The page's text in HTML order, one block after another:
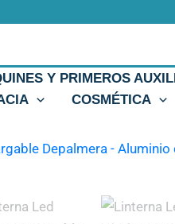
Y PRIMEROS
COSMÉTICA